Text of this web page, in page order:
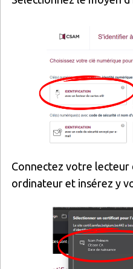
Connectez votre
ordinateur et insérez y